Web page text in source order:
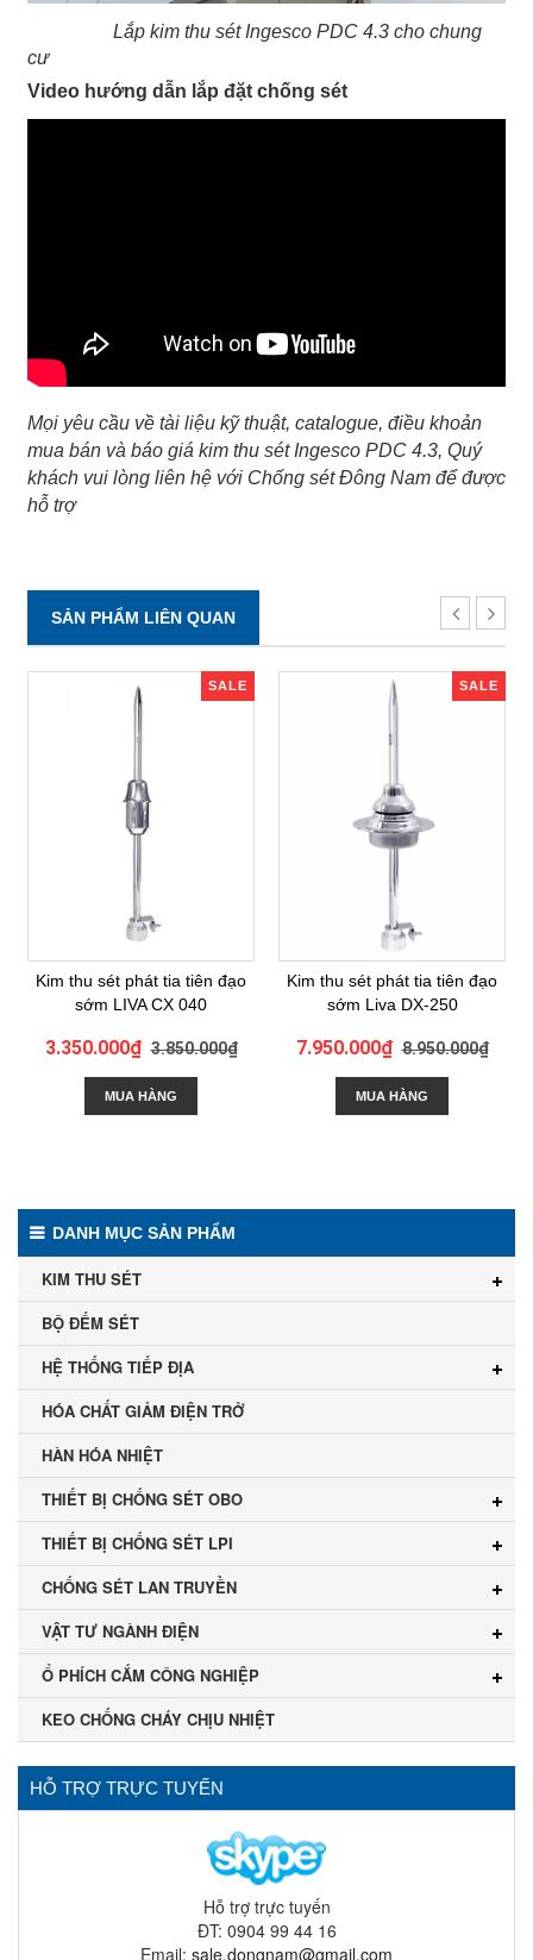
Lắp kim thu sét Ingesco PDC 4.3 cho chung
cư
Video hướng dẫn lắp đặt chống sét
Mọi yêu cầu về tài liệu kỹ thuật, catalogue, điều khoản
mua bán và báo giá kim thu sét Ingesco PDC 4.3, Quý
khách vui lòng liên hệ với Chống sét Đông Nam để được
hỗ trợ
SẢN PHẨM LIÊN QUAN
SALE
Kim thu sét phát tia tiên đạo
sớm LIVA CX 040
3.350.000₫3.850.000₫
MUA HÀNG
SALE
Kim thu sét phát tia tiên đạo
sớm Liva DX-250
7.950.000₫8.950.000₫
MUA HÀNG
DANH MỤC SẢN PHẨM
KIM THU SÉT
BỘ ĐẾM SÉT
HỆ THỐNG TIẾP ĐỊA
HÓA CHẤT GIẢM ĐIỆN TRỞ
HÀN HÓA NHIỆT
THIẾT BỊ CHỐNG SÉT OBO
THIẾT BỊ CHỐNG SÉT LPI
CHỐNG SÉT LAN TRUYỀN
VẬT TƯ NGÀNH ĐIỆN
Ổ PHÍCH CẮM CÔNG NGHIỆP
KEO CHỐNG CHÁY CHỊU NHIỆT
HỖ TRỢ TRỰC TUYẾN
Hỗ trợ trực tuyến
ĐT: 0904 99 44 16
Email: sale.dongnam@gmail.com